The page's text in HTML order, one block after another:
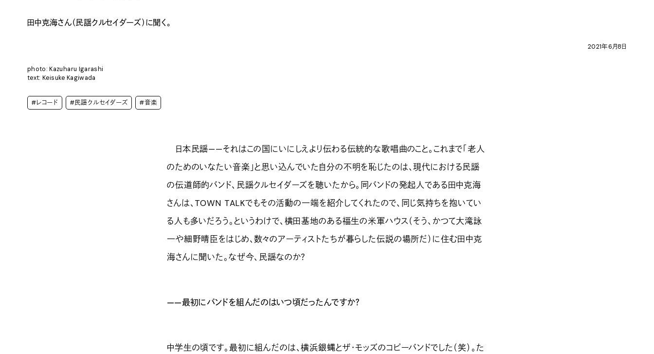
田中克海さん（民謡クルセイダーズ）に聞く。
2021年6月8日
photo: Kazuharu Igarashi
text: Keisuke Kagiwada
#レコード #民謡クルセイダーズ #音楽
日本民謡——それはこの国にいにしえより伝わる伝統的な歌唱曲のこと。これまで「老人
のためのいなたい音楽」と思い込んでいた自分の不明を恥じたのは、現代における民謡
の伝道師的バンド、民謡クルセイダーズを聴いたから。同バンドの発起人である田中克海
さんは、TOWN TALKでもその活動の一端を紹介してくれたので、同じ気持ちを抱いてい
る人も多いだろう。というわけで、横田基地のある福生の米軍ハウス（そう、かつて大滝詠
一や細野晴臣をはじめ、数々のアーティストたちが暮らした伝説の場所だ）に住む田中克
海さんに聞いた。なぜ今、民謡なのか？
——最初にバンドを組んだのはいつ頃だったんですか？
中学生の頃です。最初に組んだのは、横浜銀蝿とザ・モッズのコピーバンドでした（笑）。た